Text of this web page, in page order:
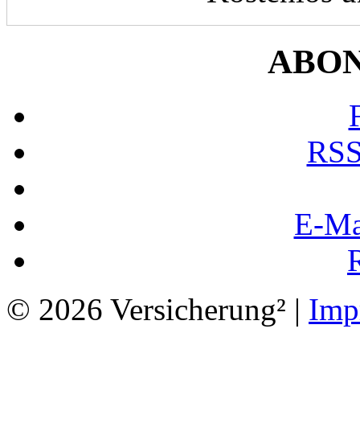
E-
© 2026 Versicherung² |